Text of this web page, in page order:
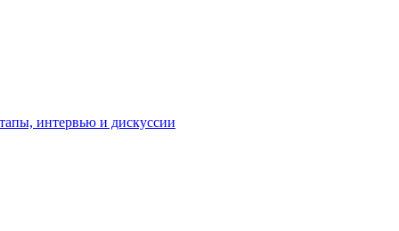
интервью и дискуссии